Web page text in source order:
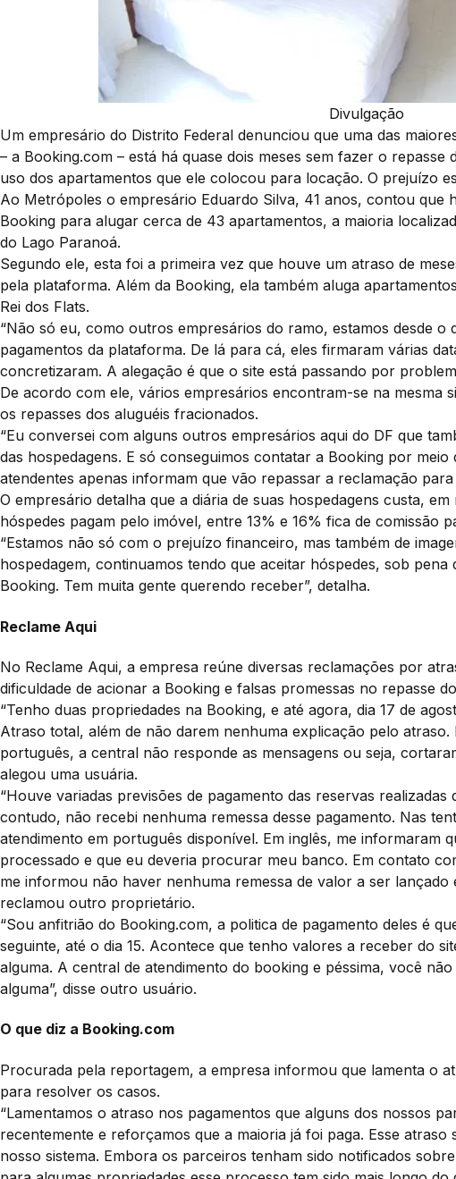
Divulgação
Um empresário do Distrito Federal denunciou que uma das
– a Booking.com – está há quase dois meses sem fazer o repasse
uso dos apartamentos que ele colocou para locação. O prejuízo
Ao Metrópoles o empresário Eduardo Silva, 41 anos, contou que
Booking para alugar cerca de 43 apartamentos, a maioria
do Lago Paranoá.
Segundo ele, esta foi a primeira vez que houve um atraso de
pela plataforma. Além da Booking, ela também aluga
Rei dos Flats.
“Não só eu, como outros empresários do ramo, estamos desde o
pagamentos da plataforma. De lá para cá, eles firmaram várias
concretizaram. A alegação é que o site está passando por
De acordo com ele, vários empresários encontram-se na mesma
os repasses dos aluguéis fracionados.
“Eu conversei com alguns outros empresários aqui do DF que
das hospedagens. E só conseguimos contatar a Booking por meio
atendentes apenas informam que vão repassar a reclamação
O empresário detalha que a diária de suas hospedagens custa,
hóspedes pagam pelo imóvel, entre 13% e 16% fica de comissão
“Estamos não só com o prejuízo financeiro, mas também de
hospedagem, continuamos tendo que aceitar hóspedes, sob
Booking. Tem muita gente querendo receber”, detalha.
Reclame Aqui
No Reclame Aqui, a empresa reúne diversas reclamações por
dificuldade de acionar a Booking e falsas promessas no repasse
“Tenho duas propriedades na Booking, e até agora, dia 17 de
Atraso total, além de não darem nenhuma explicação pelo atraso.
português, a central não responde as mensagens ou seja,
alegou uma usuária.
“Houve variadas previsões de pagamento das reservas
contudo, não recebi nenhuma remessa desse pagamento. Nas
atendimento em português disponível. Em inglês, me informaram
processado e que eu deveria procurar meu banco. Em contato
me informou não haver nenhuma remessa de valor a ser lançado
reclamou outro proprietário.
“Sou anfitrião do Booking.com, a politica de pagamento deles é
seguinte, até o dia 15. Acontece que tenho valores a receber do
alguma. A central de atendimento do booking e péssima, você
alguma”, disse outro usuário.
O que diz a Booking.com
Procurada pela reportagem, a empresa informou que lamenta o
para resolver os casos.
“Lamentamos o atraso nos pagamentos que alguns dos nossos
recentemente e reforçamos que a maioria já foi paga. Esse atraso
nosso sistema. Embora os parceiros tenham sido notificados